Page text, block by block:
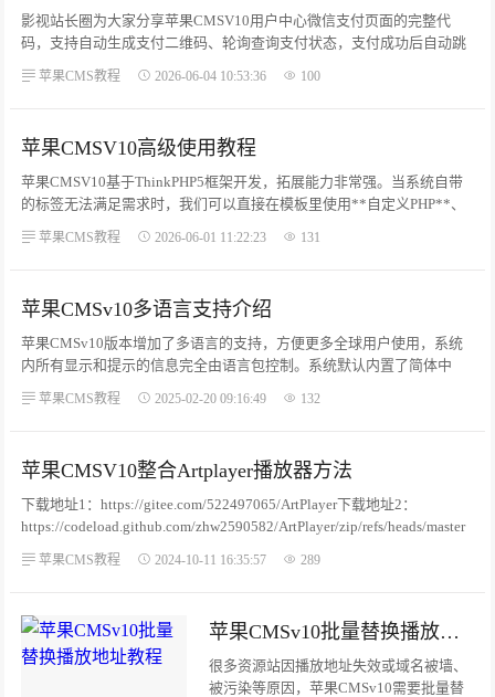
影视站长圈为大家分享苹果CMSV10用户中心微信支付页面的完整代
码，支持自动生成支付二维码、轮询查询支付状态，支付成功后自动跳
页面用于用户选择微信支付时，展示扫码付款界面，系统会自动生成微
苹果CMS教程 2026-06-04 10:53:36 100
苹果CMSV10高级使用教程
苹果CMSV10基于ThinkPHP5框架开发，拓展能力非常强。当系统自带
的标签无法满足需求时，我们可以直接在模板里使用**自定义PHP**、
长圈下面给大家详细讲解用法。...
苹果CMS教程 2026-06-01 11:22:23 131
苹果CMSv10多语言支持介绍
苹果CMSv10版本增加了多语言的支持，方便更多全球用户使用，系统
内所有显示和提示的信息完全由语言包控制。系统默认内置了简体中
后台中完全显示对应的语言，所有模块提示信息也将显示对应语言。...
苹果CMS教程 2025-02-20 09:16:49 132
苹果CMSV10整合Artplayer播放器方法
下载地址1：https://gitee.com/522497065/ArtPlayer下载地址2：
https://codeload.github.com/zhw2590582/ArtPlayer/zip/refs/heads/master
苹果CMS教程 2024-10-11 16:35:57 289
苹果CMSv10批量替换播放地址教程
很多资源站因播放地址失效或域名被墙、
被污染等原因，苹果CMSv10需要批量替